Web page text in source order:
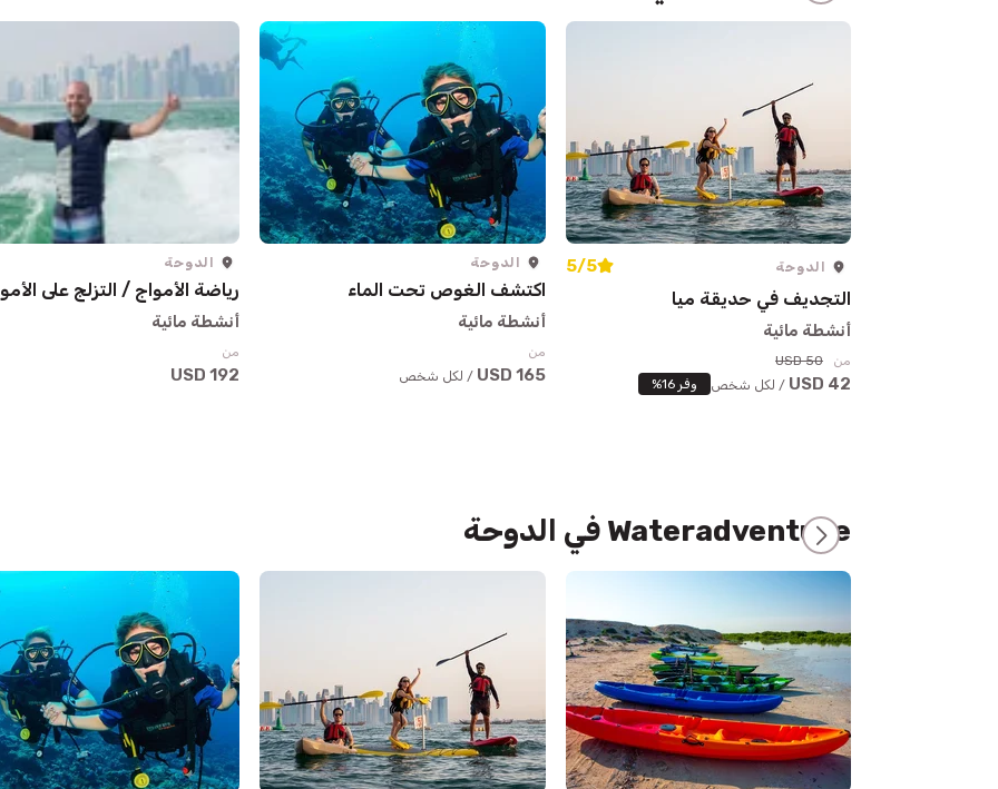
الدوحة 5/5
التجديف في حديقة ميا
أنشطة مائية
من 50 USD
42 USD / لكل شخص وفر 16%
الدوحة
اكتشف الغوص تحت الماء
أنشطة مائية
من
165 USD / لكل شخص
الدوحة
رياضة الأمواج / التزلج على
أنشطة مائية
من
192 USD
Wateradventure في الدوحة